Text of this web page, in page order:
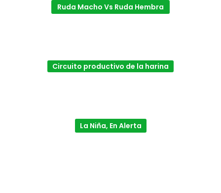
Ruda Macho Vs Ruda Hembra
Circuito productivo de la harina
La Niña, En Alerta